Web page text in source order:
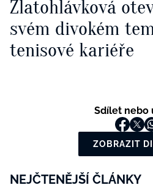
Zlatohlávková
svém divokém
tenisové kariéře
Sdílet nebo
ZOBRAZIT
NEJČTENĚJŠÍ ČLÁNKY